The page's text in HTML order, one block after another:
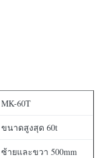
MK-60T
ขนาดสูงสุด 60t
ซ้ายและขวา 500mm